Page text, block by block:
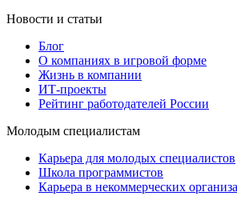
Новости и статьи
Блог
О компаниях в игровой форме
Жизнь в компании
ИТ-проекты
Рейтинг работодателей России
Молодым специалистам
Карьера для молодых специалистов
Школа программистов
Карьера в некоммерческих